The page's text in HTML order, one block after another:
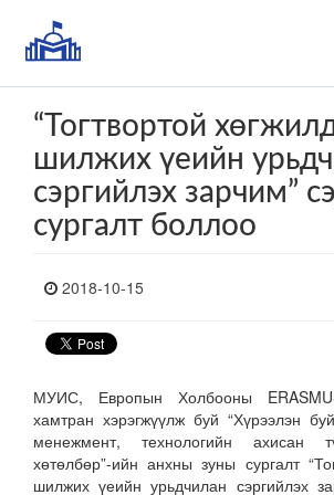
“Тогтвортой
шилжих үеийн
сэргийлэх зарчим”
сургалт боллоо
2018-10-15
МУИС, Европын Холбооны
хамтран хэрэгжүүлж буй “Хүрээлэн
менежмент, технологийн ахисан
хөтөлбөр”-ийн анхны зуны сургалт
шилжих үеийн урьдчилан сэргийлэх